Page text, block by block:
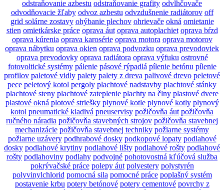
odstraňovanie azbestu odstraňovanie grafity odvlhčovače
odvodňovacie žľaby odvoz azbestu odvzdušnenie radiátorov off
grid solárne zostavy ohýbanie plechov ohrievače okná omietanie
stien omietkárske práce oprava áut oprava autoplachiet oprava bŕzd
oprava kúrenia oprava karosérie oprava motora oprava motorov
oprava nábytku oprava okien oprava podvozku oprava prevodoviek
oprava prevodovky oprava radiátora oprava výfuku ostrovné
fotovoltické systémy pálenie pásové rýpadlá pílenie betónu pílenie
profilov paletové vidly palety palety z dreva palivové drevo peletové
pece peletový kotol pergoly plachtové nadstavby plachtové stánky
plachtové steny plachtové zateplenie plachty na člny plastové dvere
plastové okná plotové striešky plynové kotle plynové kotly plynový
kotol pneumatické kladivá pneuservisy požičovňa áut požičovňa
ručného náradia požičovňa stavebných strojov požičovňa stavebnej
mechanizácie požičovňa stavebnej techniky požiarne systémy
požiarne uzávery podhrabové dosky podkopové lopaty podlahové
dosky podlahové krytiny podlahové lišty podlahové rošty podlahové
rošty podlahoviny podlahy podvojné pohotovostná kľúčová služba
pokrývačské práce polepy áut polyestery polystyrén
polyvinylchlorid pomocná sila pomocné práce poplašný systém
postavenie krbu potery betónové potery cementové povrchy z